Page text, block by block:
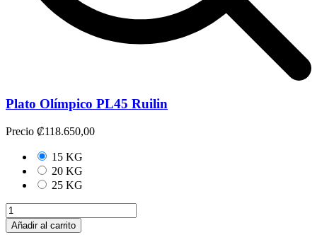
Plato Olímpico PL45 Ruilin
Precio ₡118.650,00
15 KG
20 KG
25 KG
Añadir al carrito